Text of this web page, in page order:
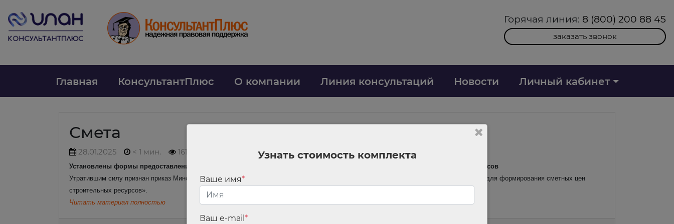
Горячая линия: 8 (800) 200 88 45
заказать звонок
Главная КонсультантПлюс О компании Линия консультаций Новости Личный кабинет
Смета
28.01.2025 < 1 мин. 161
Установлены формы предоставления информации, указанной в пунктах 3 — 8(1) Правил мониторинга цен строительных ресурсов
Утратившим силу признан приказ Минстроя от 30.12.2020 N 893/пр «Об утверждении форм предоставления информации, необходимой для формирования сметных цен
строительных ресурсов».
Читать материал полностью
Узнать стоимость комплекта
Ваше имя*
Ваш e-mail *